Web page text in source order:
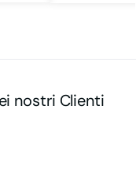
nostri Clienti